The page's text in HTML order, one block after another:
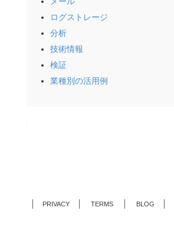
ログストレージ
分析
技術情報
検証
業種別の活用例
PRIVACY TERMS BLOG